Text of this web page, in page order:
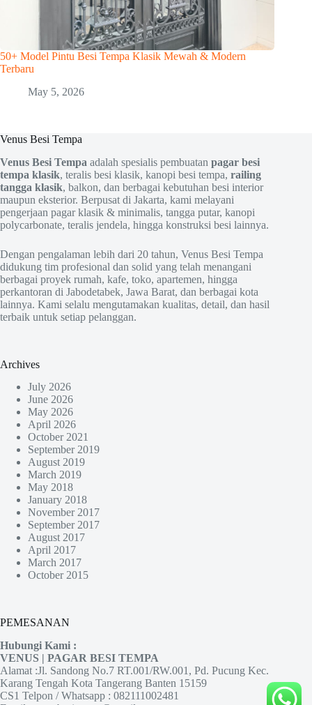
50+ Model Pintu Besi Tempa Klasik Mewah & Modern
Terbaru
May 5, 2026
Venus Besi Tempa
Venus Besi Tempa adalah spesialis pembuatan pagar besi
tempa klasik, teralis besi klasik, kanopi besi tempa, railing
tangga klasik, balkon, dan berbagai kebutuhan besi interior
maupun eksterior. Berpusat di Jakarta, kami melayani
pengerjaan pagar klasik & minimalis, tangga putar, kanopi
polycarbonate, teralis jendela, hingga konstruksi besi lainnya.
Dengan pengalaman lebih dari 20 tahun, Venus Besi Tempa
didukung tim profesional dan solid yang telah menangani
berbagai proyek rumah, kafe, toko, apartemen, hingga
perkantoran di Jabodetabek, Jawa Barat, dan berbagai kota
lainnya. Kami selalu mengutamakan kualitas, detail, dan hasil
terbaik untuk setiap pelanggan.
Archives
July 2026
June 2026
May 2026
April 2026
October 2021
September 2019
August 2019
March 2019
May 2018
January 2018
November 2017
September 2017
August 2017
April 2017
March 2017
October 2015
PEMESANAN
Hubungi Kami :
VENUS | PAGAR BESI TEMPA
Alamat :Jl. Sandong No.7 RT.001/RW.001, Pd. Pucung Kec.
Karang Tengah Kota Tangerang Banten 15159
CS1 Telpon / Whatsapp : 082111002481